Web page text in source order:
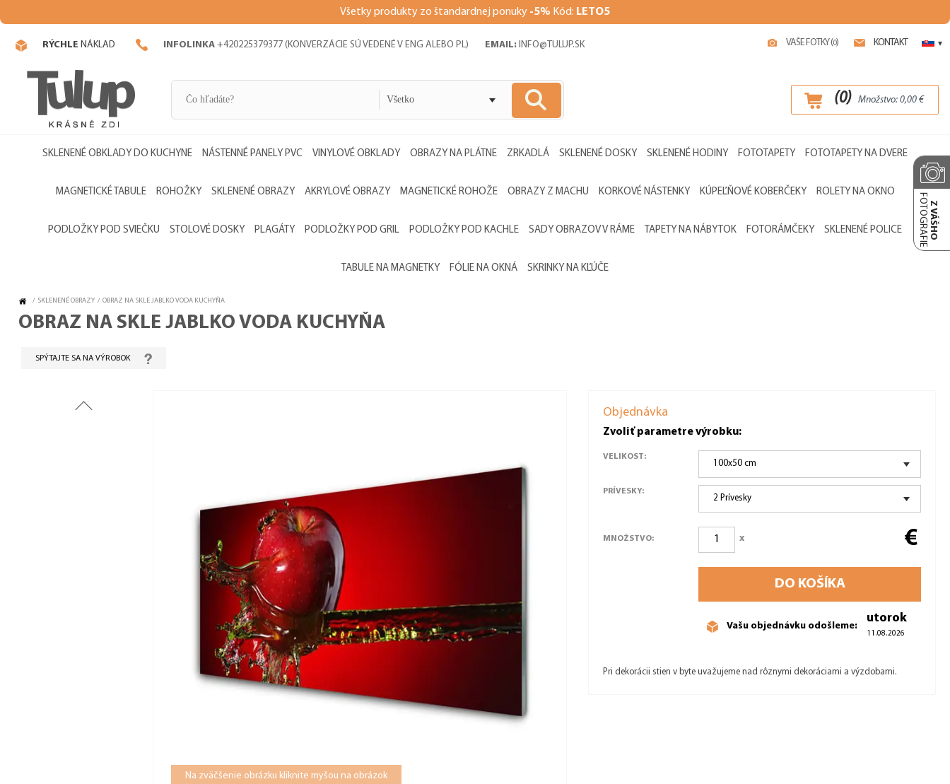
Všetky produkty zo štandardnej ponuky -5% Kód: LETO5
VAŠE FOTKY (0) KONTAKT ▾
RÝCHLE NÁKLAD INFOLINKA +420225379377 (KONVERZÁCIE SÚ VEDENÉ V ENG ALEBO PL) EMAIL: INFO@TULUP.SK
Všetko (0) Množstvo: 0,00 €
SKLENENÉ OBKLADY DO KUCHYNE NÁSTENNÉ PANELY PVC VINYLOVÉ OBKLADY OBRAZY NA PLÁTNE ZRKADLÁ SKLENENÉ DOSKY SKLENENÉ HODINY FOTOTAPETY FOTOTAPETY NA DVERE
MAGNETICKÉ TABULE ROHOŽKY SKLENENÉ OBRAZY AKRYLOVÉ OBRAZY MAGNETICKÉ ROHOŽE OBRAZY Z MACHU KORKOVÉ NÁSTENKY KÚPEĽŇOVÉ KOBERČEKY ROLETY NA OKNO
PODLOŽKY POD SVIEČKU STOLOVÉ DOSKY PLAGÁTY PODLOŽKY POD GRIL PODLOŽKY POD KACHLE SADY OBRAZOV V RÁME TAPETY NA NÁBYTOK FOTORÁMČEKY SKLENENÉ POLICE
TABULE NA MAGNETKY FÓLIE NA OKNÁ SKRINKY NA KĽÚČE
Z VÁŠHO
FOTOGRAFIE
/ SKLENENÉ OBRAZY / OBRAZ NA SKLE JABLKO VODA KUCHYŇA
OBRAZ NA SKLE JABLKO VODA KUCHYŇA
SPÝTAJTE SA NA VÝROBOK
Na zväčšenie obrázku kliknite myšou na obrázok
Objednávka
Zvoliť parametre výrobku:
VELIKOST:
100x50 cm
PRÍVESKY:
2 Prívesky
MNOŽSTVO: x €
DO KOŠÍKA
Vašu objednávku odošleme:
utorok
11.08.2026
Pri dekorácii stien v byte uvažujeme nad rôznymi dekoráciami a výzdobami.